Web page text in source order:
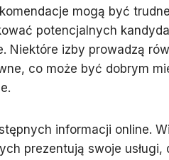
mogą być
potencjalnych
Niektóre izby prowadzą
co może być dobrym
informacji online.
prezentują swoje usługi,